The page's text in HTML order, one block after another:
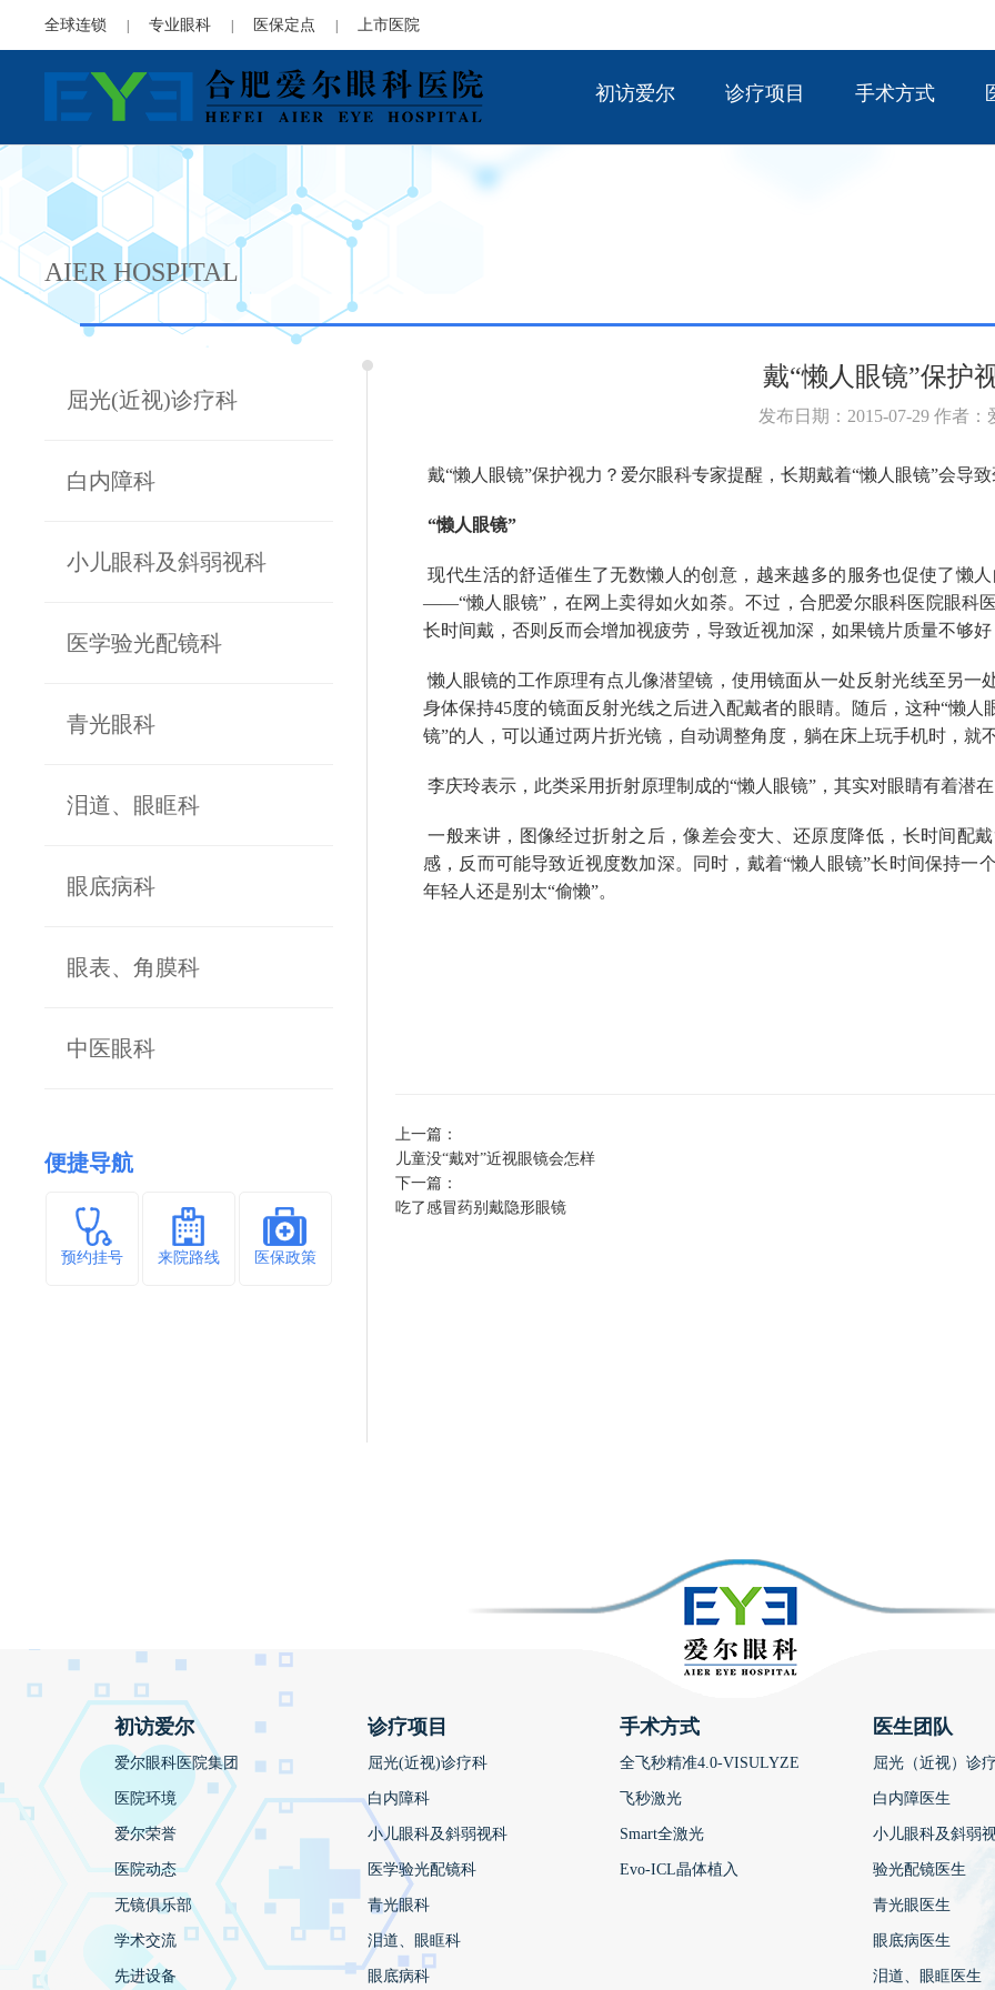
全球连锁 | 专业眼科 | 医保定点 | 上市医院
初访爱尔 诊疗项目 手术方式
AIER HOSPITAL
屈光(近视)诊疗科
白内障科
小儿眼科及斜弱视科
医学验光配镜科
青光眼科
泪道、眼眶科
眼底病科
眼表、角膜科
中医眼科
便捷导航
预约挂号 来院路线 医保政策
戴“懒人眼镜”保护
发布日期：2015-07-29 作者：
戴“懒人眼镜”保护视力？爱尔眼科专家提醒，长期戴着“懒人眼镜”会导
“懒人眼镜”
现代生活的舒适催生了无数懒人的创意，越来越多的服务也促使了懒
——“懒人眼镜”，在网上卖得如火如荼。不过，合肥爱尔眼科医院眼科
长时间戴，否则反而会增加视疲劳，导致近视加深，如果镜片质量不够
懒人眼镜的工作原理有点儿像潜望镜，使用镜面从一处反射光线至另一
身体保持45度的镜面反射光线之后进入配戴者的眼睛。随后，这种“懒
镜”的人，可以通过两片折光镜，自动调整角度，躺在床上玩手机时，就
李庆玲表示，此类采用折射原理制成的“懒人眼镜”，其实对眼睛有着潜
一般来讲，图像经过折射之后，像差会变大、还原度降低，长时间配
感，反而可能导致近视度数加深。同时，戴着“懒人眼镜”长时间保持一
年轻人还是别太“偷懒”。
上一篇：
儿童没“戴对”近视眼镜会怎样
下一篇：
吃了感冒药别戴隐形眼镜
初访爱尔
爱尔眼科医院集团
医院环境
爱尔荣誉
医院动态
无镜俱乐部
学术交流
先进设备
诊疗项目
屈光(近视)诊疗科
白内障科
小儿眼科及斜弱视科
医学验光配镜科
青光眼科
泪道、眼眶科
眼底病科
手术方式
全飞秒精准4.0-VISULYZE
飞秒激光
Smart全激光
Evo-ICL晶体植入
医生团队
屈光（近视）诊
白内障医生
小儿眼科及斜弱
验光配镜医生
青光眼医生
眼底病医生
泪道、眼眶医生